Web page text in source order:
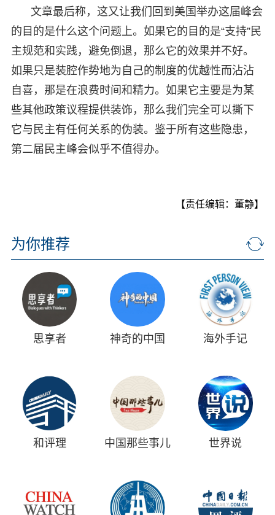
文章最后称，这又让我们回到美国举办这届峰会
的目的是什么这个问题上。如果它的目的是“支持”民
主规范和实践，避免倒退，那么它的效果并不好。
如果只是装腔作势地为自己的制度的优越性而沾沾
自喜，那是在浪费时间和精力。如果它主要是为某
些其他政策议程提供装饰，那么我们完全可以撕下
它与民主有任何关系的伪装。鉴于所有这些隐患，
第二届民主峰会似乎不值得办。
【责任编辑：董静】
为你推荐
思享者 神奇的中国 海外手记
和评理 中国那些事儿 世界说